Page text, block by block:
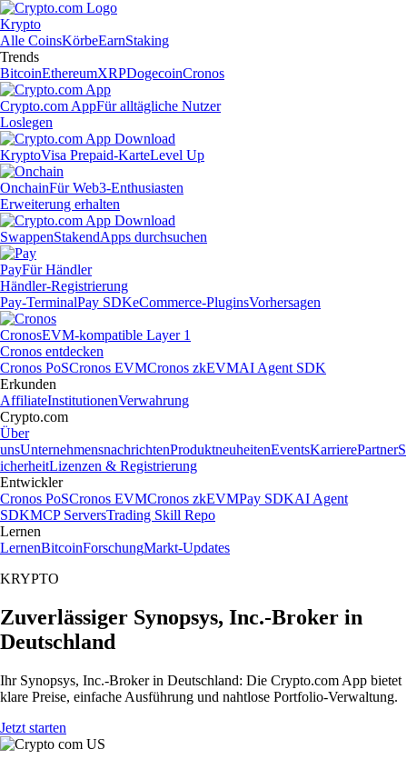
Krypto
Alle CoinsKörbeEarnStaking
Trends
BitcoinEthereumXRPDogecoinCronos
Crypto.com AppFür alltägliche Nutzer
Loslegen
KryptoVisa Prepaid-KarteLevel Up
OnchainFür Web3-Enthusiasten
Erweiterung erhalten
SwappenStakendApps durchsuchen
PayFür Händler
Händler-Registrierung
Pay-TerminalPay SDKeCommerce-PluginsVorhersagen
CronosEVM-kompatible Layer 1
Cronos entdecken
Cronos PoSCronos EVMCronos zkEVMAI Agent SDK
Erkunden
AffiliateInstitutionenVerwahrung
Crypto.com
Über
unsUnternehmensnachrichtenProduktneuheitenEventsKarrierePartnerS
icherheitLizenzen & Registrierung
Entwickler
Cronos PoSCronos EVMCronos zkEVMPay SDKAI Agent
SDKMCP ServersTrading Skill Repo
Lernen
LernenBitcoinForschungMarkt-Updates
KRYPTO
Zuverlässiger Synopsys, Inc.-Broker in
Deutschland
Ihr Synopsys, Inc.-Broker in Deutschland: Die Crypto.com App bietet
klare Preise, einfache Ausführung und nahtlose Portfolio-Verwaltung.
Jetzt starten